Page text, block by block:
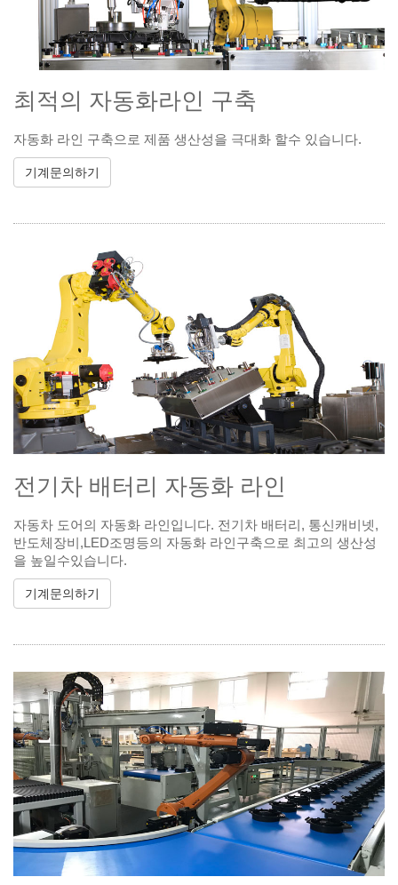
최적의 자동화라인 구축
자동화 라인 구축으로 제품 생산성을 극대화 할수 있습니다.
기계문의하기
전기차 배터리 자동화 라인
자동차 도어의 자동화 라인입니다. 전기차 배터리, 통신캐비넷,
반도체장비,LED조명등의 자동화 라인구축으로 최고의 생산성
을 높일수있습니다.
기계문의하기